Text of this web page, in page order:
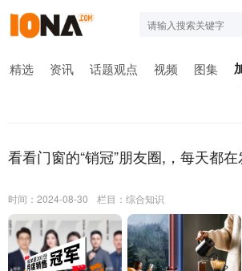
精选 资讯 话题观点 视频 图集
看看门窗的“销冠”朋友圈,，每天都在
时间：2024-08-30 栏目： 综合知识